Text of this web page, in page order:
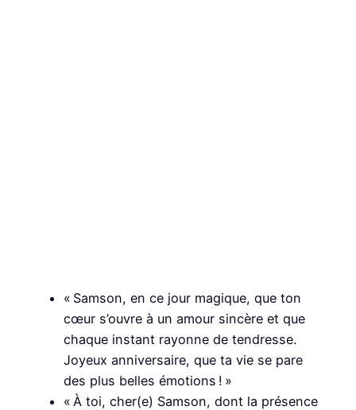
« Samson, en ce jour magique, que ton
cœur s’ouvre à un amour sincère et que
chaque instant rayonne de tendresse.
Joyeux anniversaire, que ta vie se pare
des plus belles émotions ! »
« À toi, cher(e) Samson, dont la présence